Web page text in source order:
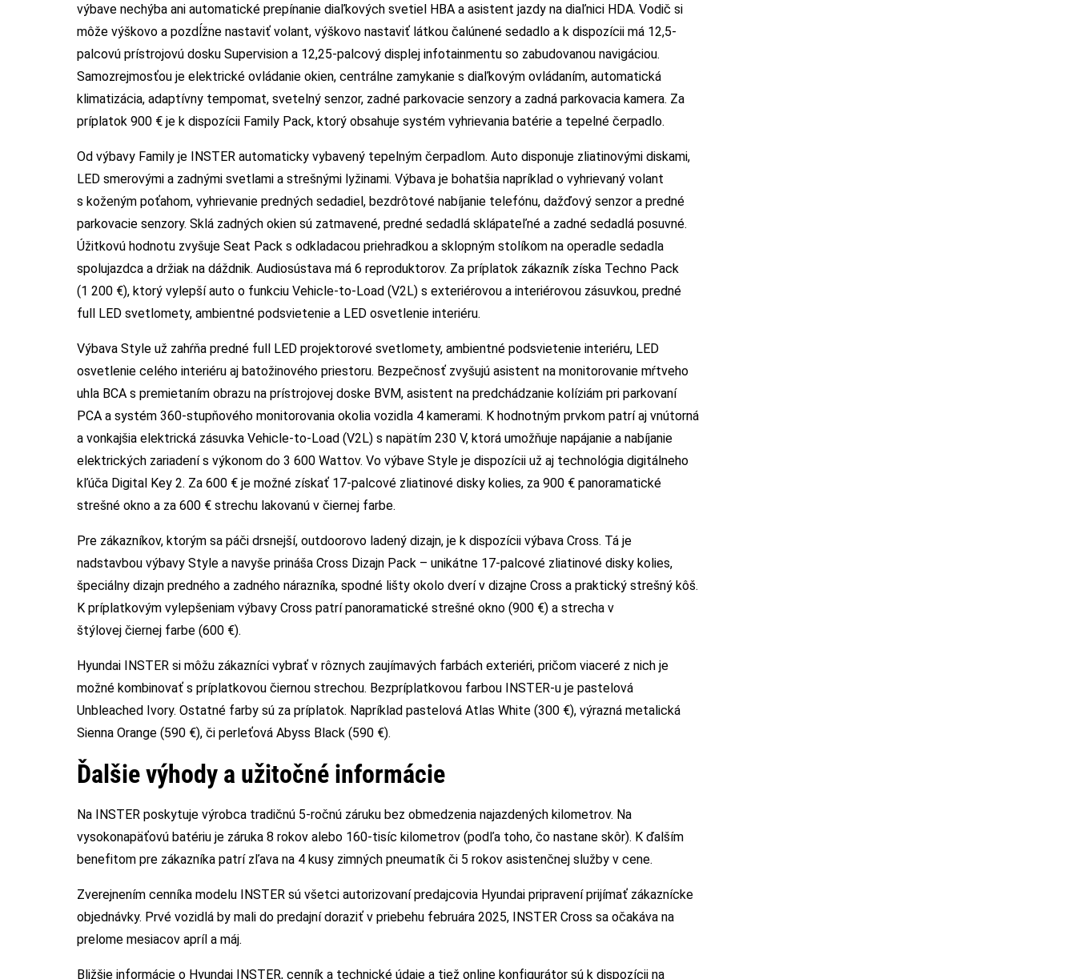
výbave nechýba ani automatické prepínanie diaľkových svetiel HBA a asistent jazdy na diaľnici HDA. Vodič si
môže výškovo a pozdĺžne nastaviť volant, výškovo nastaviť látkou čalúnené sedadlo a k dispozícii má 12,5-
palcovú prístrojovú dosku Supervision a 12,25-palcový displej infotainmentu so zabudovanou navigáciou.
Samozrejmosťou je elektrické ovládanie okien, centrálne zamykanie s diaľkovým ovládaním, automatická
klimatizácia, adaptívny tempomat, svetelný senzor, zadné parkovacie senzory a zadná parkovacia kamera. Za
príplatok 900 € je k dispozícii Family Pack, ktorý obsahuje systém vyhrievania batérie a tepelné čerpadlo.
Od výbavy Family je INSTER automaticky vybavený tepelným čerpadlom. Auto disponuje zliatinovými diskami,
LED smerovými a zadnými svetlami a strešnými lyžinami. Výbava je bohatšia napríklad o vyhrievaný volant
s koženým poťahom, vyhrievanie predných sedadiel, bezdrôtové nabíjanie telefónu, dažďový senzor a predné
parkovacie senzory. Sklá zadných okien sú zatmavené, predné sedadlá sklápateľné a zadné sedadlá posuvné.
Úžitkovú hodnotu zvyšuje Seat Pack s odkladacou priehradkou a sklopným stolíkom na operadle sedadla
spolujazdca a držiak na dáždnik. Audiosústava má 6 reproduktorov. Za príplatok zákazník získa Techno Pack
(1 200 €), ktorý vylepší auto o funkciu Vehicle-to-Load (V2L) s exteriérovou a interiérovou zásuvkou, predné
full LED svetlomety, ambientné podsvietenie a LED osvetlenie interiéru.
Výbava Style už zahŕňa predné full LED projektorové svetlomety, ambientné podsvietenie interiéru, LED
osvetlenie celého interiéru aj batožinového priestoru. Bezpečnosť zvyšujú asistent na monitorovanie mŕtveho
uhla BCA s premietaním obrazu na prístrojovej doske BVM, asistent na predchádzanie kolíziám pri parkovaní
PCA a systém 360-stupňového monitorovania okolia vozidla 4 kamerami. K hodnotným prvkom patrí aj vnútorná
a vonkajšia elektrická zásuvka Vehicle-to-Load (V2L) s napätím 230 V, ktorá umožňuje napájanie a nabíjanie
elektrických zariadení s výkonom do 3 600 Wattov. Vo výbave Style je dispozícii už aj technológia digitálneho
kľúča Digital Key 2. Za 600 € je možné získať 17-palcové zliatinové disky kolies, za 900 € panoramatické
strešné okno a za 600 € strechu lakovanú v čiernej farbe.
Pre zákazníkov, ktorým sa páči drsnejší, outdoorovo ladený dizajn, je k dispozícii výbava Cross. Tá je
nadstavbou výbavy Style a navyše prináša Cross Dizajn Pack – unikátne 17-palcové zliatinové disky kolies,
špeciálny dizajn predného a zadného nárazníka, spodné lišty okolo dverí v dizajne Cross a praktický strešný kôš.
K príplatkovým vylepšeniam výbavy Cross patrí panoramatické strešné okno (900 €) a strecha v
štýlovej čiernej farbe (600 €).
Hyundai INSTER si môžu zákazníci vybrať v rôznych zaujímavých farbách exteriéri, pričom viaceré z nich je
možné kombinovať s príplatkovou čiernou strechou. Bezpríplatkovou farbou INSTER-u je pastelová
Unbleached Ivory. Ostatné farby sú za príplatok. Napríklad pastelová Atlas White (300 €), výrazná metalická
Sienna Orange (590 €), či perleťová Abyss Black (590 €).
Ďalšie výhody a užitočné informácie
Na INSTER poskytuje výrobca tradičnú 5-ročnú záruku bez obmedzenia najazdených kilometrov. Na
vysokonapäťovú batériu je záruka 8 rokov alebo 160-tisíc kilometrov (podľa toho, čo nastane skôr). K ďalším
benefitom pre zákazníka patrí zľava na 4 kusy zimných pneumatík či 5 rokov asistenčnej služby v cene.
Zverejnením cenníka modelu INSTER sú všetci autorizovaní predajcovia Hyundai pripravení prijímať zákaznícke
objednávky. Prvé vozidlá by mali do predajní doraziť v priebehu februára 2025, INSTER Cross sa očakáva na
prelome mesiacov apríl a máj.
Bližšie informácie o Hyundai INSTER, cenník a technické údaje a tiež online konfigurátor sú k dispozícii na